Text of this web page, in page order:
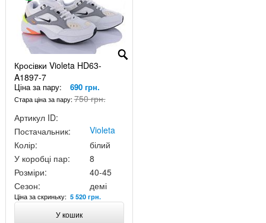
Кросівки Violeta HD63-
A1897-7
Ціна за пару: 690 грн.
Стара ціна за пару:750 грн.
Артикул ID:
Постачальник:
Violeta
Колір:
білий
У коробці пар:
8
Розміри:
40-45
Сезон:
демі
Ціна за скриньку: 5 520 грн.
У кошик